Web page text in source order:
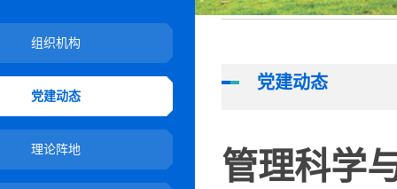
组织机构
党建动态
理论阵地
党建动态
管理科学